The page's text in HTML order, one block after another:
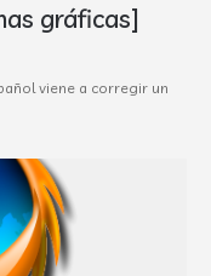
gráficas]
viene a corregir un